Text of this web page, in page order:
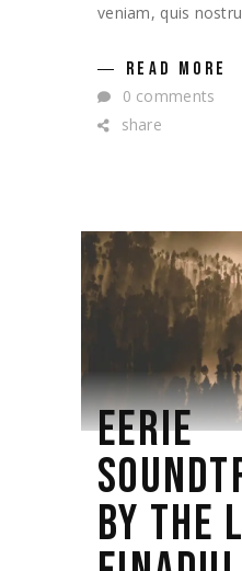
veniam, quis
READ MORE
0 comments
share
EERIE
BY THE